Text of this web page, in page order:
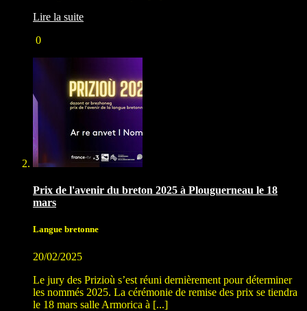
Lire la suite
0
Prix de l'avenir du breton 2025 à Plouguerneau le 18
mars
Langue bretonne
20/02/2025
Le jury des Prizioù s’est réuni dernièrement pour déterminer
les nommés 2025. La cérémonie de remise des prix se tiendra
le 18 mars salle Armorica à [...]